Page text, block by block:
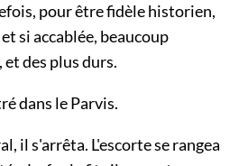
pour être fidèle historien,
si accablée, beaucoup
des plus durs.
dans le Parvis.
il s'arrêta. L'escorte se rangea